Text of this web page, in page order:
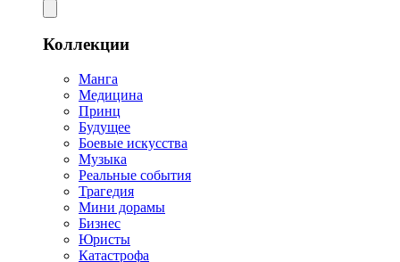
Коллекции
Манга
Медицина
Принц
Будущее
Боевые искусства
Музыка
Реальные события
Трагедия
Мини дорамы
Бизнес
Юристы
Катастрофа